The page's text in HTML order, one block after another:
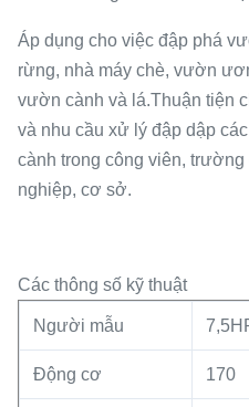
Áp dụng cho việc đập phá
rừng, nhà máy chè, vườn
vườn cành và lá.Thuận tiện
và nhu cầu xử lý đập dập
cành trong công viên,
nghiệp, cơ sở.
Các thông số kỹ thuật
Người mẫu
Động cơ 170